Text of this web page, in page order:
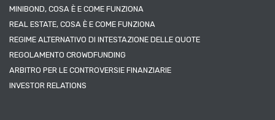
MINIBOND, COSA È E COME FUNZIONA
REAL ESTATE, COSA È E COME FUNZIONA
REGIME ALTERNATIVO DI INTESTAZIONE DELLE QUOTE
REGOLAMENTO CROWDFUNDING
ARBITRO PER LE CONTROVERSIE FINANZIARIE
INVESTOR RELATIONS